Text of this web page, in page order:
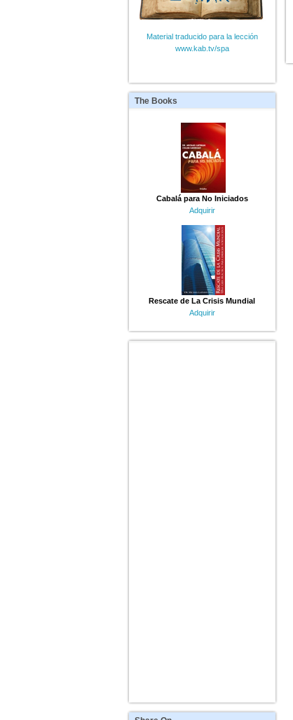
Material traducido para la lección
www.kab.tv/spa
TheBooks
Cabalá para No Iniciados
Adquirir
Rescate de La Crisis Mundial
Adquirir